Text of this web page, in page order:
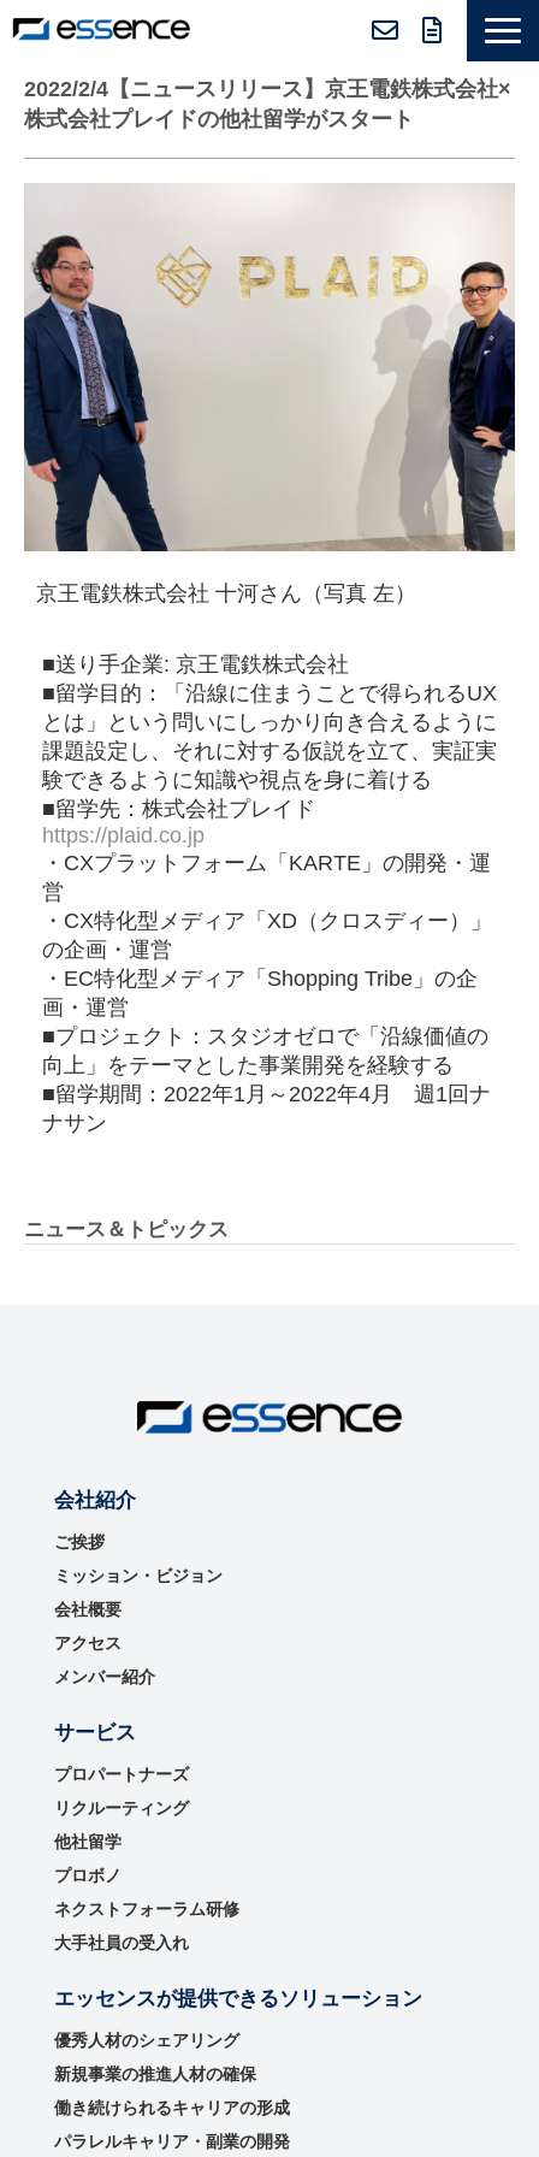
サービス紹介
ニュース＆トピックス
採用情報
2022/2/4【ニュースリリース】京王電鉄株式会社×
株式会社プレイドの他社留学がスタート
京王電鉄株式会社 十河さん（写真 左）
■送り手企業: 京王電鉄株式会社
■留学目的：「沿線に住まうことで得られるUX
とは」という問いにしっかり向き合えるように
課題設定し、それに対する仮説を立て、実証実
験できるように知識や視点を身に着ける
■留学先：株式会社プレイド
https://plaid.co.jp
・CXプラットフォーム「KARTE」の開発・運
営
・CX特化型メディア「XD（クロスディー）」
の企画・運営
・EC特化型メディア「Shopping Tribe」の企
画・運営
■プロジェクト：スタジオゼロで「沿線価値の
向上」をテーマとした事業開発を経験する
■留学期間：2022年1月～2022年4月 週1回ナ
ナサン
ニュース＆トピックス
会社紹介
ご挨拶
ミッション・ビジョン
会社概要
アクセス
メンバー紹介
サービス
プロパートナーズ
リクルーティング
他社留学
プロボノ
ネクストフォーラム研修
大手社員の受入れ
エッセンスが提供できるソリューション
優秀⼈材のシェアリング
新規事業の推進⼈材の確保
働き続けられるキャリアの形成
パラレルキャリア・副業の開発